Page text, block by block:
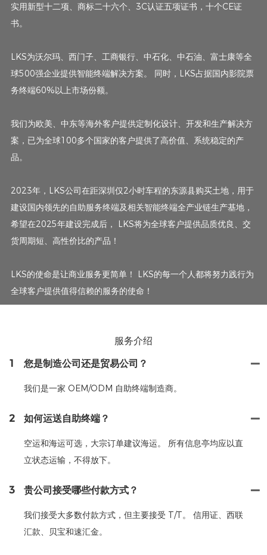
实用新型十二项、商标二十六个、3C认证五项证书，十个CE证
书。
LKS为沃尔玛、西门子、工商银行、中石化、中石油、富士康等全
球500强企业提供智能终端解决方案。 同时，LKS占据国内影院票
务终端60%以上市场份额。
我们为欧美、中东等海外客户提供定制化设计、开发和生产解决方
案，已为全球100多个国家的客户提供了高价值、系统稳定的产
品。
2023年，LKS公司在距深圳仅2小时车程的东源县购买土地，用于
建设国内领先的自助服务终端及相关智能终端全产业链生产基地，
希望在2025年建设完成后， LKS将为全球客户提供品质优良、交
货周期短、高性价比的产品！
LKS的使命是让商业服务更简单！ LKS的每一个人都将努力践行为
全球客户提供值得信赖的服务的使命！
服务介绍
1
您是制造公司还是贸易公司？
我们是一家 OEM/ODM 自助终端制造商。
2 如何运送自助终端？
空运和海运可选，大宗订单建议海运。 所有信息亭均应以直
立状态运输，不得放下。
3 贵公司接受哪些付款方式？
我们接受大多数付款方式，但主要接受 T/T。 信用证、西联
汇款、贝宝和速汇金。